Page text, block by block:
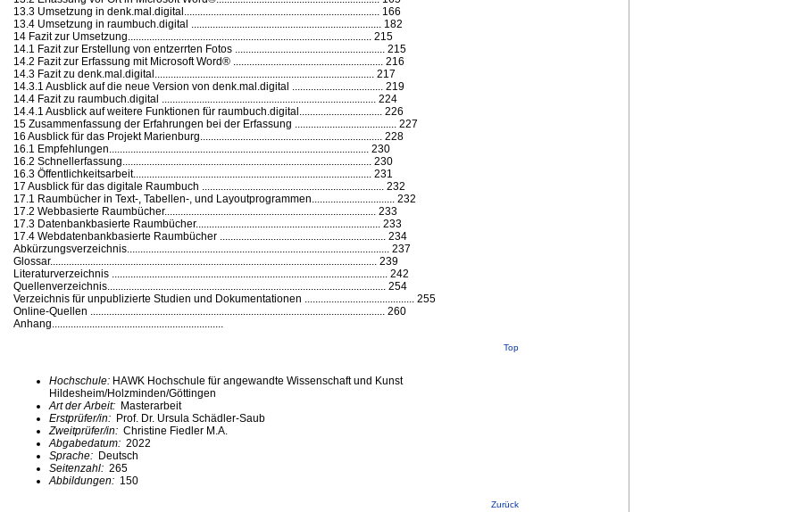
13.3 Umsetzung in denk.mal.digital......................................................................... 166
13.4 Umsetzung in raumbuch.digital ....................................................................... 182
14 Fazit zur Umsetzung........................................................................................... 215
14.1 Fazit zur Erstellung von entzerrten Fotos ........................................................ 215
14.2 Fazit zur Erfassung mit Microsoft Word® ........................................................ 216
14.3 Fazit zu denk.mal.digital.................................................................................. 217
14.3.1 Ausblick auf die neue Version von denk.mal.digital .................................. 219
14.4 Fazit zu raumbuch.digital ................................................................................ 224
14.4.1 Ausblick auf weitere Funktionen für raumbuch.digital............................... 226
15 Zusammenfassung der Erfahrungen bei der Erfassung ...................................... 227
16 Ausblick für das Projekt Marienburg.................................................................... 228
16.1 Empfehlungen................................................................................................. 230
16.2 Schnellerfassung............................................................................................. 230
16.3 Öffentlichkeitsarbeit......................................................................................... 231
17 Ausblick für das digitale Raumbuch .................................................................... 232
17.1 Raumbücher in Text-, Tabellen-, und Layoutprogrammen............................... 232
17.2 Webbasierte Raumbücher............................................................................... 233
17.3 Datenbankbasierte Raumbücher..................................................................... 233
17.4 Webdatenbankbasierte Raumbücher .............................................................. 234
Abkürzungsverzeichnis.................................................................................................. 237
Glossar.......................................................................................................................... 239
Literaturverzeichnis ....................................................................................................... 242
Quellenverzeichnis........................................................................................................ 254
Verzeichnis für unpublizierte Studien und Dokumentationen ......................................... 255
Online-Quellen .............................................................................................................. 260
Anhang................................................................
Top
Hochschule: HAWK Hochschule für angewandte Wissenschaft und Kunst
Hildesheim/Holzminden/Göttingen
Art der Arbeit: Masterarbeit
Erstprüfer/in: Prof. Dr. Ursula Schädler-Saub
Zweitprüfer/in: Christine Fiedler M.A.
Abgabedatum: 2022
Sprache: Deutsch
Seitenzahl: 265
Abbildungen: 150
Zurück